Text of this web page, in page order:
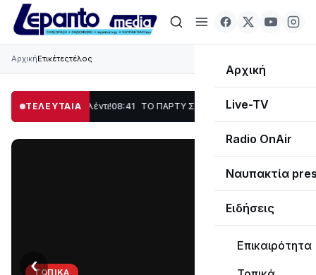
Αρχική
Live-TV
Radio OnAir
Ναυπακτία
Ειδήσεις
Επικαιρότητα
ΑρχικήΕτικέτεςτέλος
ΤΕΛΕΥΤΑΙΑ
Χορός & Γλέντι!08:41 ΤΟ ΠΑΡΤΥ ΣΥΝΕΧΙΖΕΤΑΙ… 19:47 Στο σκοτάδι
ΤΟΠΙΚΆ
‹